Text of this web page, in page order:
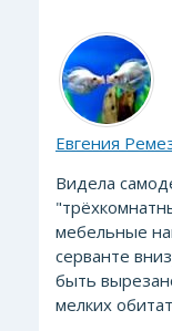
Евгения
Видела
мебельные
серванте
быть
мелких